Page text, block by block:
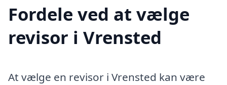
Fordele ved at vælge
revisor i Vrensted
At vælge en revisor i Vrensted kan være